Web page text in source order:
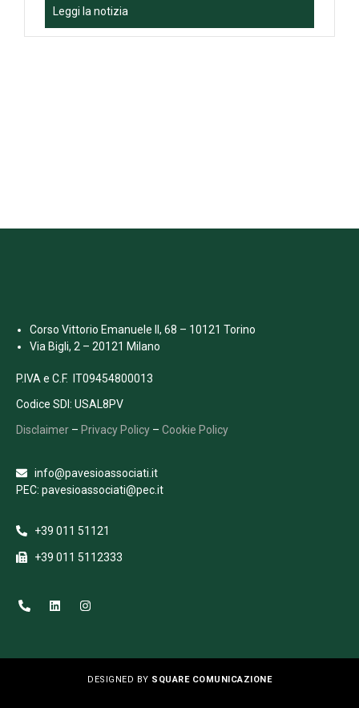
Leggi la notizia
Corso Vittorio Emanuele II, 68 – 10121 Torino
Via Bigli, 2 – 20121 Milano
P.IVA e C.F. IT09454800013
Codice SDI: USAL8PV
Disclaimer – Privacy Policy – Cookie Policy
info@pavesioassociati.it
PEC: pavesioassociati@pec.it
+39 011 51121
+39 011 5112333
DESIGNED BY SQUARE COMUNICAZIONE